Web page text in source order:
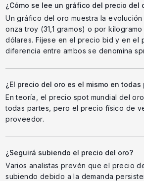
¿Cómo se lee un gráfico del precio del
Un gráfico del oro muestra la
onza troy (31,1 gramos) o por
dólares. Fíjese en el precio bid y en el
diferencia entre ambos se denomina
¿El precio del oro es el mismo en todas
En teoría, el precio spot mundial del
todas partes, pero el precio físico de
proveedor.
¿Seguirá subiendo el precio del oro?
Varios analistas prevén que el precio
subiendo debido a la demanda